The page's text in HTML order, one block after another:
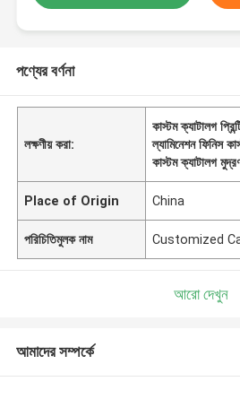
পণ্যের বর্ণনা
লক্ষণীয় করা:
কাস্টম ক্যাটালগ
ল্যামিনেশন ফিনিস
কাস্টম ক্যাটালগ
Place of Origin China
পরিচিতিমুলক নাম Customized
আরো দেখুন
আমাদের সম্পর্কে